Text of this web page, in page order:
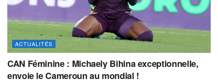
ACTUALITÉS
CAN Féminine : Michaely Bihina exceptionnelle,
envoie le Cameroun au mondial !